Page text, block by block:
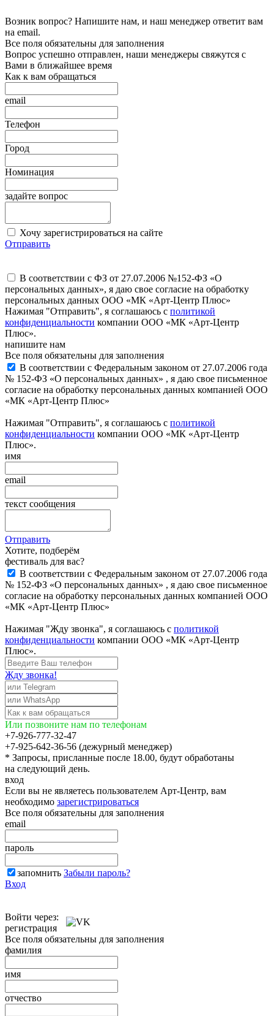
Возник вопрос? Напишите нам, и наш менеджер ответит вам
на email.
Все поля обязательны для заполнения
Вопрос успешно отправлен, наши менеджеры свяжутся с
Вами в ближайшее время
Как к вам обращаться
email
Телефон
Город
Номинация
задайте вопрос
Хочу зарегистрироваться на сайте
Отправить
В соответствии с ФЗ от 27.07.2006 №152-ФЗ «О
персональных данных», я даю свое согласие на обработку
персональных данных ООО «МК «Арт-Центр Плюс»
Нажимая "Отправить", я соглашаюсь с политикой
конфиденциальности компании ООО «МК «Арт-Центр
Плюс».
напишите нам
Все поля обязательны для заполнения
В соответствии с Федеральным законом от 27.07.2006 года
№ 152-ФЗ «О персональных данных» , я даю свое письменное
согласие на обработку персональных данных компанией ООО
«МК «Арт-Центр Плюс»
Нажимая "Отправить", я соглашаюсь с политикой
конфиденциальности компании ООО «МК «Арт-Центр
Плюс».
имя
email
текст сообщения
Отправить
Хотите, подберём
фестиваль для вас?
В соответствии с Федеральным законом от 27.07.2006 года
№ 152-ФЗ «О персональных данных» , я даю свое письменное
согласие на обработку персональных данных компанией ООО
«МК «Арт-Центр Плюс»
Нажимая "Жду звонка", я соглашаюсь с политикой
конфиденциальности компании ООО «МК «Арт-Центр
Плюс».
Жду звонка!
Или позвоните нам по телефонам
+7-926-777-32-47
+7-925-642-36-56 (дежурный менеджер)
* Запросы, присланные после 18.00, будут обработаны
на следующий день.
вход
Если вы не являетесь пользователем Арт-Центр, вам
необходимо зарегистрироваться
Все поля обязательны для заполнения
email
пароль
запомнить Забыли пароль?
Вход
Войти через:
регистрация
Все поля обязательны для заполнения
фамилия
имя
отчество